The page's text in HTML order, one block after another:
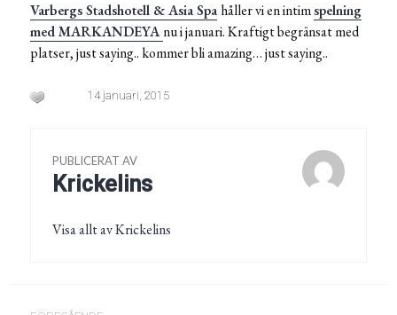
Varbergs Stadshotell & Asia Spa håller vi en intimspelning
med MARKANDEYAnu i januari. Kraftigt begränsat med
platser, just saying.. kommer bli amazing… just saying..
14 januari, 2015
PUBLICERAT AV
Krickelins
Visa allt av Krickelins